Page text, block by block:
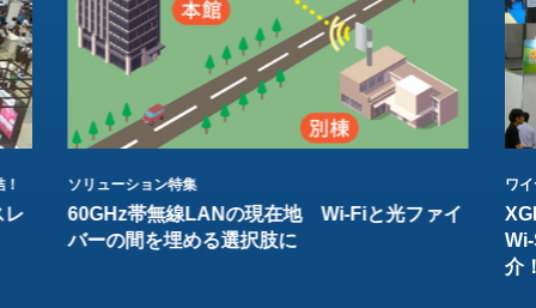
レ
ソリューション特集
60GHz帯無線LANの現在地 Wi-Fiと光ファイ
バーの間を埋める選択肢に
ワ
介